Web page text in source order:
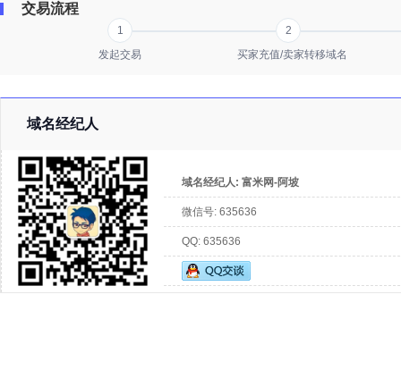
交易流程
1
2
发起交易
买家充值/卖家转移域名
域名经纪人
域名经纪人: 富米网-阿坡
微信号: 635636
QQ: 635636